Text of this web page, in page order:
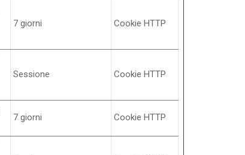
7 giorni Cookie HTTP
Sessione Cookie HTTP
7 giorni Cookie HTTP